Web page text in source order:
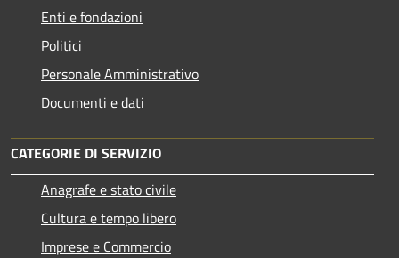
Enti e fondazioni
Politici
Personale Amministrativo
Documenti e dati
CATEGORIE DI SERVIZIO
Anagrafe e stato civile
Cultura e tempo libero
Imprese e Commercio